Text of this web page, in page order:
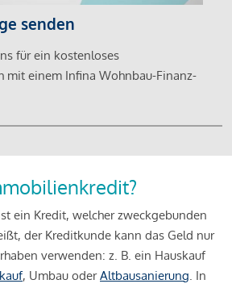
senden
für ein kostenloses
mit einem Infina Wohnbau-Finanz-
ein Kredit, welcher zweckgebunden
der Kreditkunde kann das Geld nur
verwenden: z. B. ein Hauskauf
, Umbau oderAltbausanierung. In